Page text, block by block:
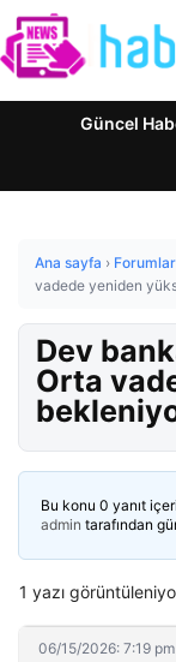
Güncel
Ana sayfa › Forumlar
vadede yeniden
Dev
Orta
Bu konu 0 yanıt
admin tarafından
1 yazı
06/15/2026: 7:19 pm